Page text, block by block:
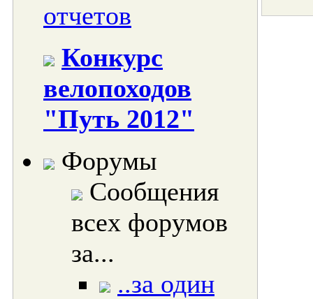
отчетов
Конкурс
велопоходов
"Путь 2012"
Форумы
Сообщения
всех форумов
за...
..за один